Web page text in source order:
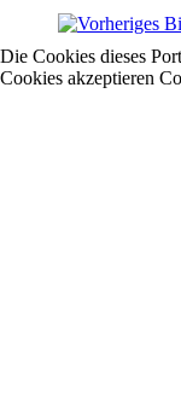
Die Cookies dieses
Cookies akzeptieren